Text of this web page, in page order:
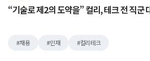
“기술로 제2의 도약을” 컬리, 테크 전 직군
채용 인재 컬리테크